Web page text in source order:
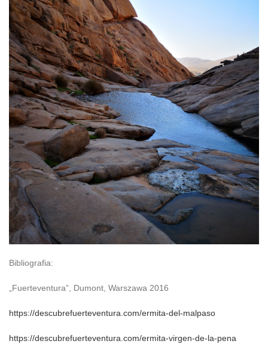
Bibliografia:
„Fuerteventura”, Dumont, Warszawa 2016
https://descubrefuerteventura.com/ermita-del-malpaso
https://descubrefuerteventura.com/ermita-virgen-de-la-pena